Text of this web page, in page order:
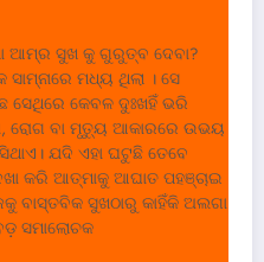
ଆମ୍ର ସୁଖ କୁ ଗୁରୁତ୍ବ ଦେବା?
ମଧ୍ୟ ଥିଲା । ସେ
ସେଥିରେ କେବଳ ଦୁଃଖହିଁ ଭରି
ରୋଗ ବା ମୃତ୍ୟୁ ଆକାରରେ ଉଭୟ
ଯଦି ଏହା ଘଟୁଛି ତେବେ
କରି ଆତ୍ମାକୁ ଆଘାତ ପହଞ୍ଚାଇ
ବାସ୍ତବିକ ସୁଖଠାରୁ କାହିଁକି ଅଲଗା
ସମାଲୋଚକ